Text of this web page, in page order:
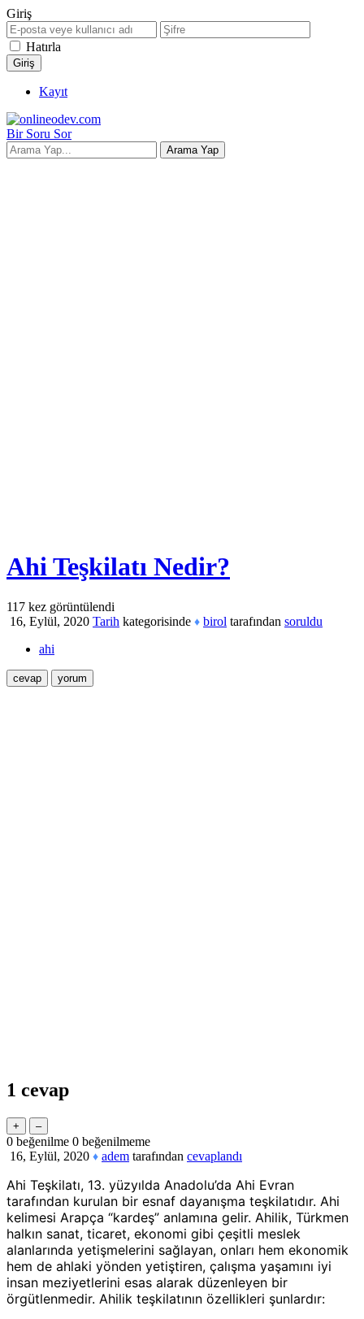
Giriş
Hatırla
Kayıt
Bir Soru Sor
Ahi Teşkilatı Nedir?
117 kez görüntülendi
16, Eylül, 2020 Tarih kategorisinde ♦ birol tarafından soruldu
ahi
1 cevap
0 beğenilme 0 beğenilmeme
16, Eylül, 2020 ♦ adem tarafından cevaplandı
Ahi Teşkilatı, 13. yüzyılda Anadolu’da Ahi Evran
tarafından kurulan bir esnaf dayanışma teşkilatıdır. Ahi
kelimesi Arapça “kardeş” anlamına gelir. Ahilik, Türkmen
halkın sanat, ticaret, ekonomi gibi çeşitli meslek
alanlarında yetişmelerini sağlayan, onları hem ekonomik
hem de ahlaki yönden yetiştiren, çalışma yaşamını iyi
insan meziyetlerini esas alarak düzenleyen bir
örgütlenmedir. Ahilik teşkilatının özellikleri şunlardır: